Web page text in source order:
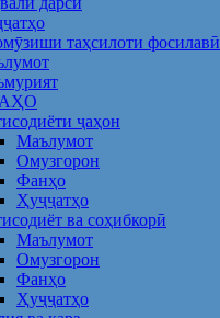
таҳсилоти фосилавӣ
ҷаҳон
Маълумот
Омузгорон
Фанҳо
Ҳуҷҷатҳо
ва соҳибкорӣ
Маълумот
Омузгорон
Фанҳо
Ҳуҷҷатҳо